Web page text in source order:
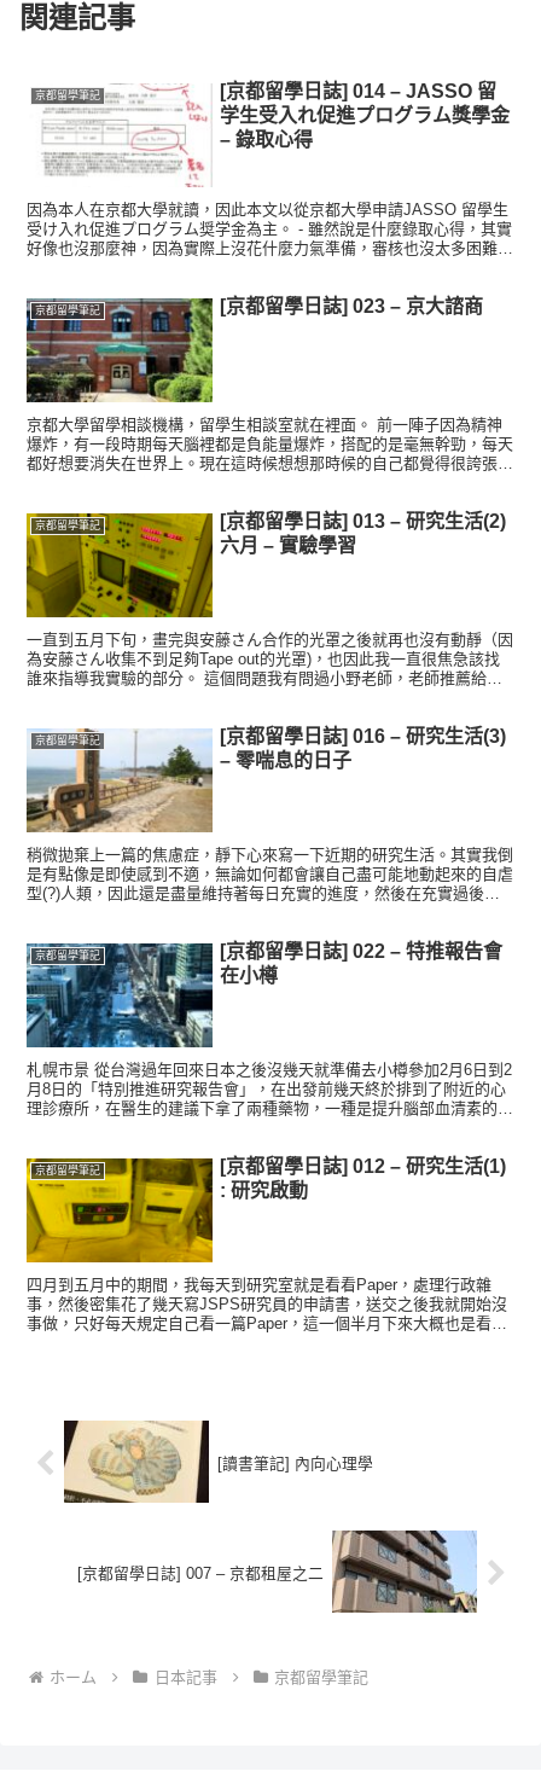
関連記事
京都留學筆記
[京都留學日誌] 014 – JASSO 留
学生受入れ促進プログラム獎學金
– 錄取心得
因為本人在京都大學就讀，因此本文以從京都大學申請JASSO 留學生
受け入れ促進プログラム奨学金為主。 - 雖然說是什麼錄取心得，其實
好像也沒那麼神，因為實際上沒花什麼力氣準備，審核也沒太多困難的
京都留學筆記 [京都留學日誌] 023 – 京大諮商
京都大學留學相談機構，留學生相談室就在裡面。 前一陣子因為精神
爆炸，有一段時期每天腦裡都是負能量爆炸，搭配的是毫無幹勁，每天
都好想要消失在世界上。現在這時候想想那時候的自己都覺得很誇張，
京都留學筆記
[京都留學日誌] 013 – 研究生活(2)
六月 – 實驗學習
一直到五月下旬，畫完與安藤さん合作的光罩之後就再也沒有動靜（因
為安藤さん收集不到足夠Tape out的光罩)，也因此我一直很焦急該找
誰來指導我實驗的部分。 這個問題我有問過小野老師，老師推薦給我
京都留學筆記
[京都留學日誌] 016 – 研究生活(3)
– 零喘息的日子
稍微拋棄上一篇的焦慮症，靜下心來寫一下近期的研究生活。其實我倒
是有點像是即使感到不適，無論如何都會讓自己盡可能地動起來的自虐
型(?)人類，因此還是盡量維持著每日充實的進度，然後在充實過後面
京都留學筆記
[京都留學日誌] 022 – 特推報告會
在小樽
札幌市景 從台灣過年回來日本之後沒幾天就準備去小樽參加2月6日到2
月8日的「特別推進研究報告會」，在出發前幾天終於排到了附近的心
理診療所，在醫生的建議下拿了兩種藥物，一種是提升腦部血清素的
京都留學筆記
[京都留學日誌] 012 – 研究生活(1)
: 研究啟動
四月到五月中的期間，我每天到研究室就是看看Paper，處理行政雜
事，然後密集花了幾天寫JSPS研究員的申請書，送交之後我就開始沒
事做，只好每天規定自己看一篇Paper，這一個半月下來大概也是看了
[讀書筆記] 內向心理學
[京都留學日誌] 007 – 京都租屋之二
ホーム 日本記事 京都留學筆記